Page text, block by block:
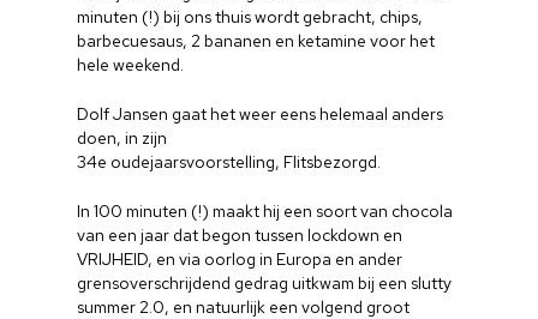
minuten (!) bij ons thuis wordt gebracht, chips,
barbecuesaus, 2 bananen en ketamine voor het
hele weekend.
Dolf Jansen gaat het weer eens helemaal anders
doen, in zijn
34e oudejaarsvoorstelling, Flitsbezorgd.
In 100 minuten (!) maakt hij een soort van chocola
van een jaar dat begon tussen lockdown en
VRIJHEID, en via oorlog in Europa en ander
grensoverschrijdend gedrag uitkwam bij een slutty
summer 2.0, en natuurlijk een volgend groot